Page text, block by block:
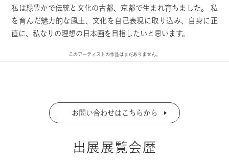
私は緑豊かで伝統と文化の古都、京都で生まれ育ちました。 私
を育んだ魅力的な風土、文化を自己表現に取り込み、自身に正
直に、私なりの理想の日本画を目指したいと思います。
このアーティストの作品はまだありません。
お問い合わせはこちらから
出展展覧会歴